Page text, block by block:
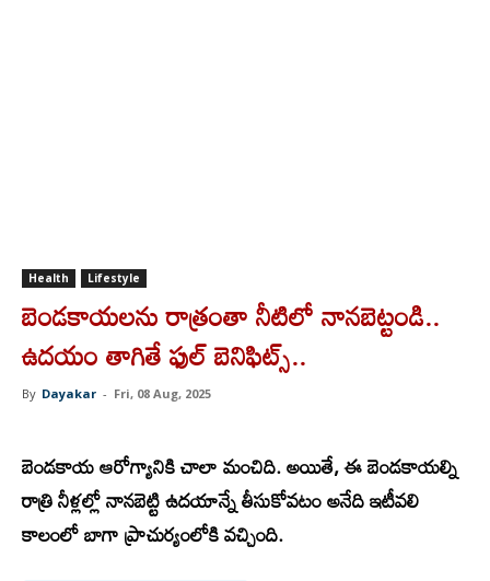
Health Lifestyle
బెండకాయలను రాత్రంతా నీటిలో నానబెట్టండి..
ఉదయం తాగితే ఫుల్ బెనిఫిట్స్..
By Dayakar - Fri, 08 Aug, 2025
బెండకాయ ఆరోగ్యానికి చాలా మంచిది. అయితే, ఈ బెండకాయల్ని
రాత్రి నీళ్లల్లో నానబెట్టి ఉదయాన్నే తీసుకోవటం అనేది ఇటీవలి
కాలంలో బాగా ప్రాచుర్యంలోకి వచ్చింది.